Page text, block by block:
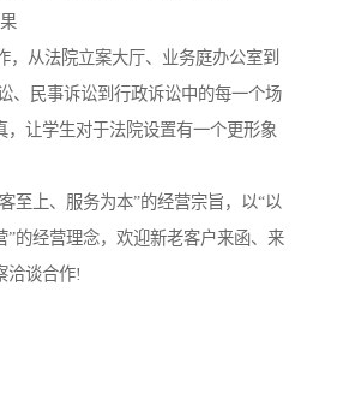
，从法院立案大厅、业务庭办公室到
、民事诉讼到行政诉讼中的每一个场
，让学生对于法院设置有一个更形象
至上、服务为本”的经营宗旨，以“以
”的经营理念，欢迎新老客户来函、来
洽谈合作!